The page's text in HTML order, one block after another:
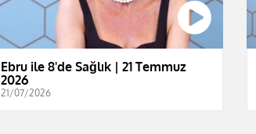
Ebru ile 8'de Sağlık | 21 Temmuz
2026
21/07/2026